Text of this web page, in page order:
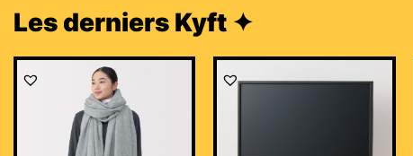
Les derniers Kyft ✦